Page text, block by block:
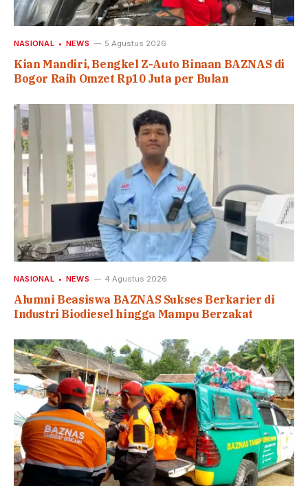
NASIONAL NEWS 5 Agustus 2026
Kian Mandiri, Bengkel Z-Auto Binaan BAZNAS di
Bogor Raih Omzet Rp10 Juta per Bulan
NASIONAL NEWS 4 Agustus 2026
Alumni Beasiswa BAZNAS Sukses Berkarier di
Industri Biodiesel hingga Mampu Berzakat